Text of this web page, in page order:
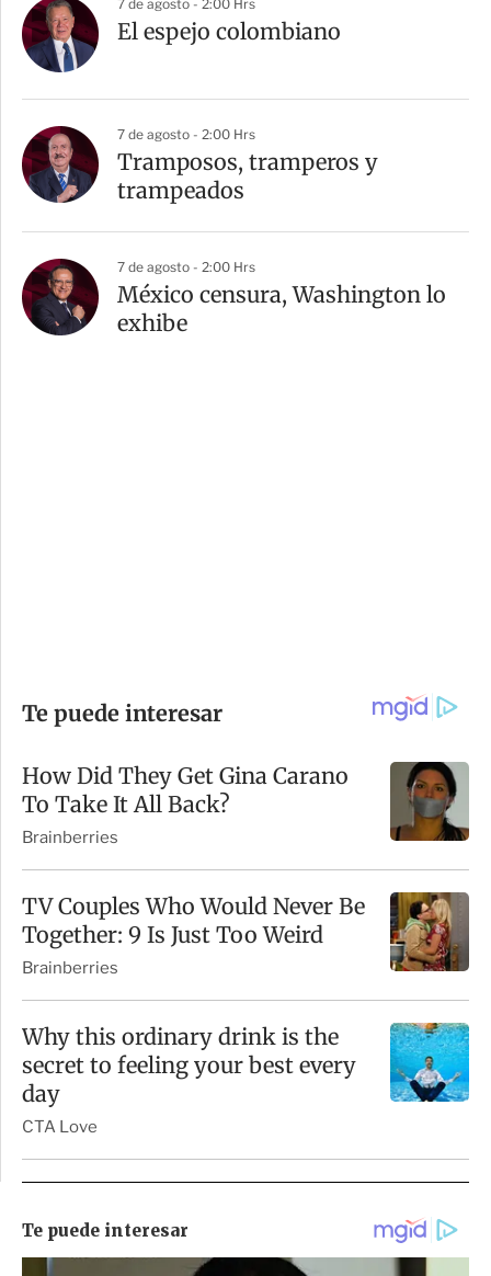
7 de agosto - 2:00 Hrs
El espejo colombiano
7 de agosto - 2:00 Hrs
Tramposos, tramperos y
trampeados
7 de agosto - 2:00 Hrs
México censura, Washington lo
exhibe